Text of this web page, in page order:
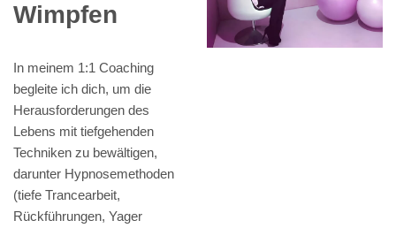
Wimpfen
In meinem 1:1 Coaching
begleite ich dich, um die
Herausforderungen des
Lebens mit tiefgehenden
Techniken zu bewältigen,
darunter Hypnosemethoden
(tiefe Trancearbeit,
Rückführungen, Yager